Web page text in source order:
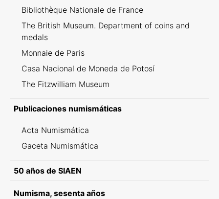
Bibliothèque Nationale de France
The British Museum. Department of coins and
medals
Monnaie de Paris
Casa Nacional de Moneda de Potosí
The Fitzwilliam Museum
Publicaciones numismáticas
Acta Numismática
Gaceta Numismática
50 años de SIAEN
Numisma, sesenta años